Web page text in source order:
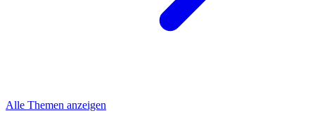
Alle Themen anzeigen